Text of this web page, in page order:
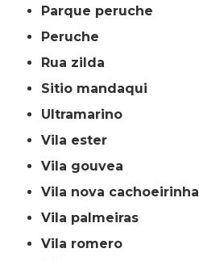
parque peruche
peruche
rua zilda
sitio mandaqui
ultramarino
vila ester
vila gouvea
vila nova cachoeirinha
vila palmeiras
vila romero